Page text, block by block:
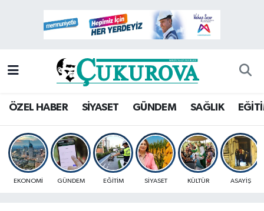
ÖZEL HABER SİYASET GÜNDEM SAĞLIK
EKONOMİ GÜNDEM EĞİTİM SİYASET KÜLTÜR ASAYİŞ
Mersin Hava Durumu
Mersin Namaz Vakitleri
Mersin Trafik Yoğunluk Haritası
Süper Lig Puan Durumu ve Fikstür